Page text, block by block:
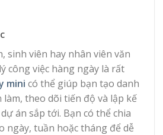
sinh viên hay nhân viên văn
công việc hàng ngày là rất
mini có thể giúp bạn tạo danh
làm, theo dõi tiến độ và lập kế
án sắp tới. Bạn có thể chia
ngày, tuần hoặc tháng để dễ